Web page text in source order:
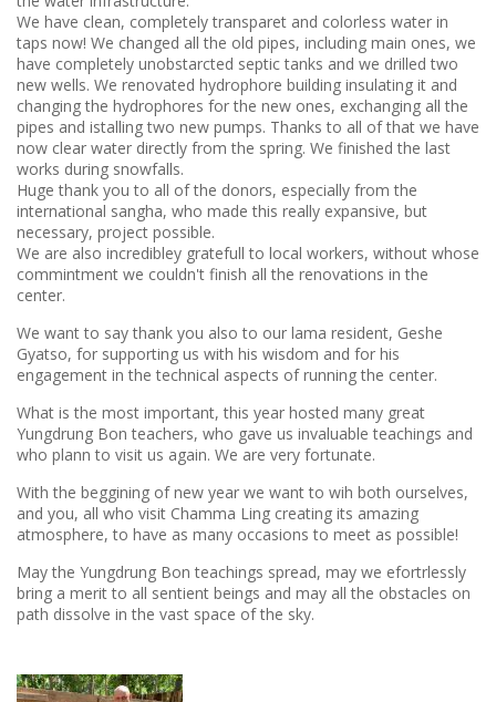
We have clean, completely transparet and colorless water in
taps now! We changed all the old pipes, including main ones, we
have completely unobstarcted septic tanks and we drilled two
new wells. We renovated hydrophore building insulating it and
changing the hydrophores for the new ones, exchanging all the
pipes and istalling two new pumps. Thanks to all of that we have
now clear water directly from the spring. We finished the last
works during snowfalls.
Huge thank you to all of the donors, especially from the
international sangha, who made this really expansive, but
necessary, project possible.
We are also incredibley gratefull to local workers, without whose
commintment we couldn't finish all the renovations in the
center.
We want to say thank you also to our lama resident, Geshe
Gyatso, for supporting us with his wisdom and for his
engagement in the technical aspects of running the center.
What is the most important, this year hosted many great
Yungdrung Bon teachers, who gave us invaluable teachings and
who plann to visit us again. We are very fortunate.
With the beggining of new year we want to wih both ourselves,
and you, all who visit Chamma Ling creating its amazing
atmosphere, to have as many occasions to meet as possible!
May the Yungdrung Bon teachings spread, may we efortrlessly
bring a merit to all sentient beings and may all the obstacles on
path dissolve in the vast space of the sky.